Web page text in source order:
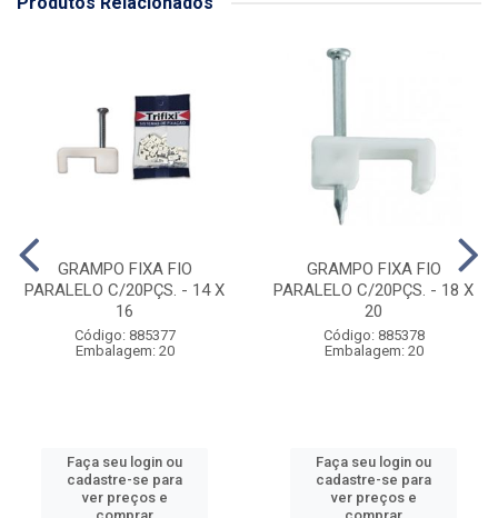
GRAMPO FIXA FIO
PARALELO C/20PÇS. - 14 X
16
Código: 885377
Embalagem: 20
Faça seu login ou
cadastre-se para
ver preços e
GRAMPO FIXA FIO
PARALELO C/20PÇS. - 18 X
20
Código: 885378
Embalagem: 20
Faça seu login ou
cadastre-se para
ver preços e